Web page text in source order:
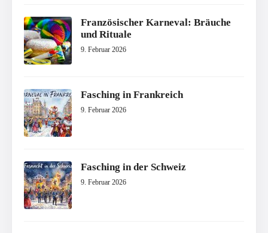
Französischer Karneval: Bräuche
und Rituale
9. Februar 2026
Fasching in Frankreich
9. Februar 2026
Fasching in der Schweiz
9. Februar 2026